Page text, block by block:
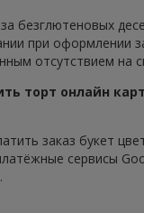
безглютеновых
при оформлении
отсутствием на
торт онлайн
заказ букет
сервисы